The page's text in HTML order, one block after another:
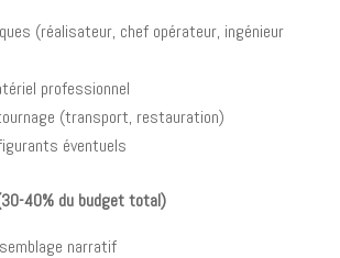
(réalisateur, chef opérateur, ingénieur
professionnel
(transport, restauration)
éventuels
40% du budget total)
narratif